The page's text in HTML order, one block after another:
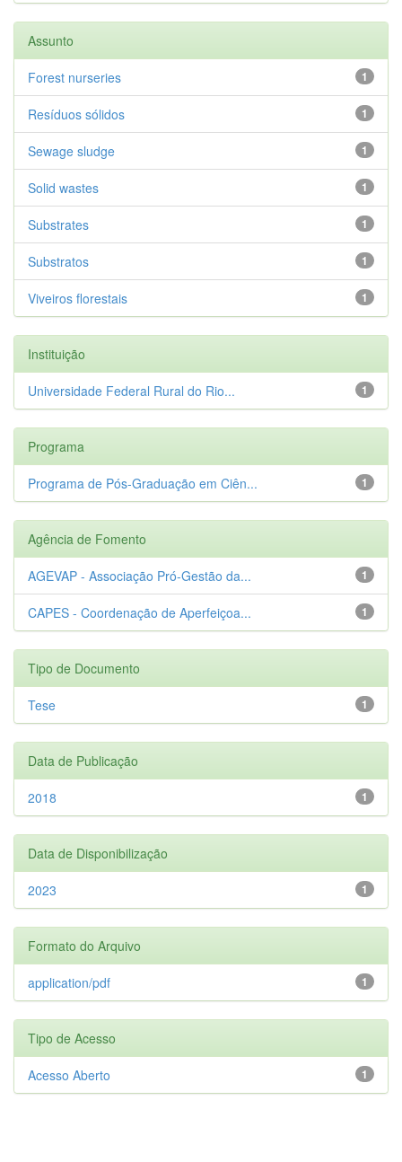
Assunto
1
Forest nurseries
1
Resíduos sólidos
1
Sewage sludge
1
Solid wastes
1
Substrates
1
Substratos
1
Viveiros florestais
Instituição
1
Universidade Federal Rural do Rio...
Programa
1
Programa de Pós-Graduação em Ciên...
Agência de Fomento
1
AGEVAP - Associação Pró-Gestão da...
1
CAPES - Coordenação de Aperfeiçoa...
Tipo de Documento
1
Tese
Data de Publicação
1
2018
Data de Disponibilização
1
2023
Formato do Arquivo
1
application/pdf
Tipo de Acesso
1
Acesso Aberto